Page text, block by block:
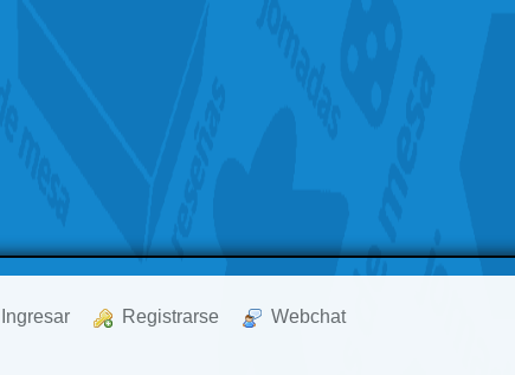
Ingresar Registrarse Webchat